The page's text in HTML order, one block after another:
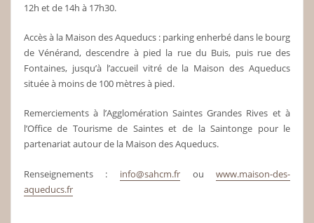
12h et de 14h à 17h30.
Accès à la Maison des Aqueducs : parking enherbé dans le bourg
de Vénérand, descendre à pied la rue du Buis, puis rue des
Fontaines, jusqu’à l’accueil vitré de la Maison des Aqueducs
située à moins de 100 mètres à pied.
Remerciements à l’Agglomération Saintes Grandes Rives et à
l’Office de Tourisme de Saintes et de la Saintonge pour le
partenariat autour de la Maison des Aqueducs.
Renseignements : info@sahcm.fr ouwww.maison-des-
aqueducs.fr